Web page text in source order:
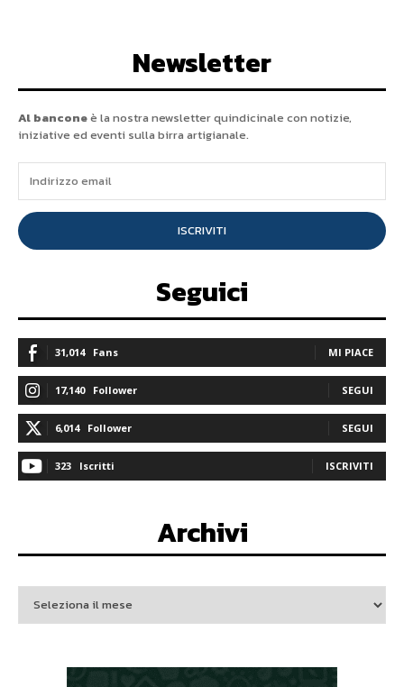
Newsletter
Al banconeè la nostra newsletter quindicinale con notizie,
iniziative ed eventi sulla birra artigianale.
ISCRIVITI
Seguici
31,014 Fans MI PIACE
17,140 Follower SEGUI
6,014 Follower SEGUI
323 Iscritti ISCRIVITI
Archivi